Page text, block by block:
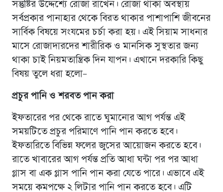
সন্তুষ্টির উদ্দেশ্যে রোজা রাখেন। রোজা থাকা অবস্থায়
সর্বপ্রকার পানাহার থেকে বিরত থাকার পাশাপাশি জীবনের
সার্বিক বিষয়ে সংযমের চর্চা করা হয়। এই সিয়াম সাধনার
মাসে রোজাদারদের শারীরিক ও মানসিক সুস্থতার জন্য
থাকা চাই নিয়মতান্ত্রিক দিন যাপন। এখানে দরকারি কিছু
বিষয় তুলে ধরা হলো–
প্রচুর পানি ও শরবত পান করা
ইফতারের পর থেকে রাতে ঘুমানোর আগ পর্যন্ত এই
সময়টিতে প্রচুর পরিমাণে পানি পান করতে হবে।
ইফতারিতে বিভিন্ন ফলের জুসের আয়োজন করতে হবে।
রাতে খাবারের আগ পর্যন্ত প্রতি আধা ঘন্টা পর পর আধা
গ্লাস বা এক গ্লাস পানি পান করা যেতে পারে। এভাবে এই
সময়ে কমপক্ষে ২ লিটার পানি পান করতে হবে। এটি